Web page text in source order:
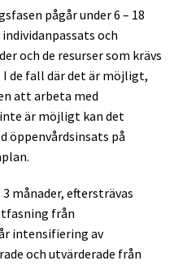
pågår under 6 – 18
och
och de resurser som krävs
de fall där det är möjligt,
att arbeta med
är möjligt kan det
öppenvårdsinsats på
månader, eftersträvas
från
intensifiering av
och utvärderade från